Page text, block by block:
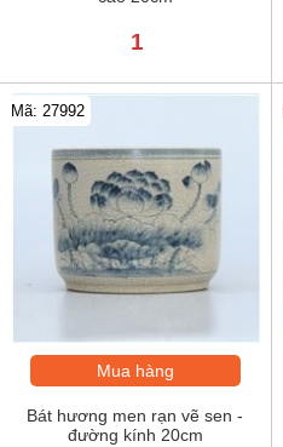
1
Mã: 27992
Mua hàng
Bát hương men rạn vẽ sen -
đường kính 20cm